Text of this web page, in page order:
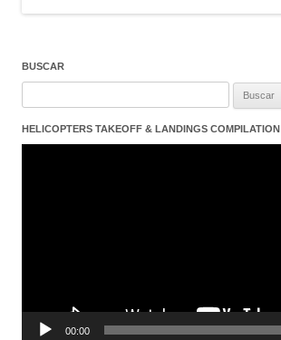
BUSCAR
HELICOPTERS TAKEOFF & LANDINGS COMPILATION
Reproductor
00:00